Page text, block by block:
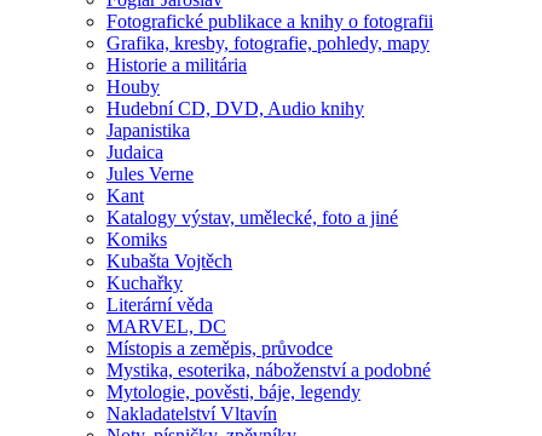
Fotografické publikace a knihy o fotografii
Grafika, kresby, fotografie, pohledy, mapy
Historie a militária
Houby
Hudební CD, DVD, Audio knihy
Japanistika
Judaica
Jules Verne
Kant
Katalogy výstav, umělecké, foto a jiné
Komiks
Kubašta Vojtěch
Kuchařky
Literární věda
MARVEL, DC
Místopis a zeměpis, průvodce
Mystika, esoterika, náboženství a podobné
Mytologie, pověsti, báje, legendy
Nakladatelství Vltavín